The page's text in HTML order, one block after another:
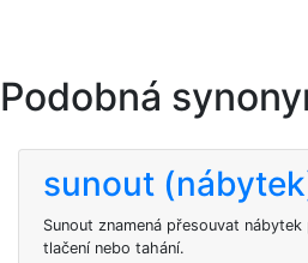
Podobná
sunout
Sunout znamená přesouvat
tlačení nebo tahání.